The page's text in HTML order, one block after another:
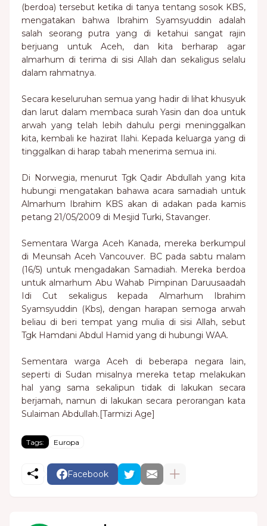
(berdoa) tersebut ketika di tanya tentang sosok KBS,
mengatakan bahwa Ibrahim Syamsyuddin adalah
salah seorang putra yang di ketahui sangat rajin
berjuang untuk Aceh, dan kita berharap agar
almarhum di terima di sisi Allah dan sekaligus selalu
dalam rahmatnya.
Secara keseluruhan semua yang hadir di lihat khusyuk
dan larut dalam membaca surah Yasin dan doa untuk
arwah yang telah lebih dahulu pergi meninggalkan
kita, kembali ke hazirat Ilahi. Kepada keluarga yang di
tinggalkan di harap tabah menerima semua ini.
Di Norwegia, menurut Tgk Qadir Abdullah yang kita
hubungi mengatakan bahawa acara samadiah untuk
Almarhum Ibrahim KBS akan di adakan pada kamis
petang 21/05/2009 di Mesjid Turki, Stavanger.
Sementara Warga Aceh Kanada, mereka berkumpul
di Meunsah Aceh Vancouver. BC pada sabtu malam
(16/5) untuk mengadakan Samadiah. Mereka berdoa
untuk almarhum Abu Wahab Pimpinan Daruusaadah
Idi Cut sekaligus kepada Almarhum Ibrahim
Syamsyuddin (Kbs), dengan harapan semoga arwah
beliau di beri tempat yang mulia di sisi Allah, sebut
Tgk Hamdani Abdul Hamid yang di hubungi WAA.
Sementara warga Aceh di beberapa negara lain,
seperti di Sudan misalnya mereka tetap melakukan
hal yang sama sekalipun tidak di lakukan secara
berjamah, namun di lakukan secara perorangan kata
Sulaiman Abdullah.[Tarmizi Age]
Tags: Europa
Facebook